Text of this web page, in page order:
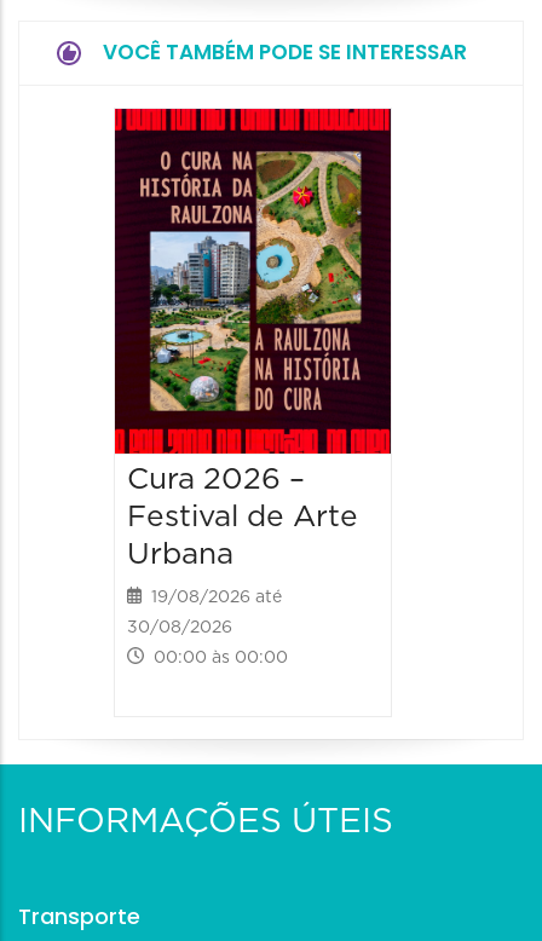
VOCÊ TAMBÉM PODE SE INTERESSAR
Cura 2026 –
Festival de Arte
Urbana
19/08/2026 até
30/08/2026
00:00 às 00:00
INFORMAÇÕES ÚTEIS
Transporte